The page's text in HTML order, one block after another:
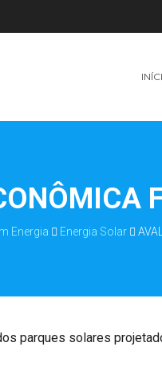
Energia Energia Solar
parques solares